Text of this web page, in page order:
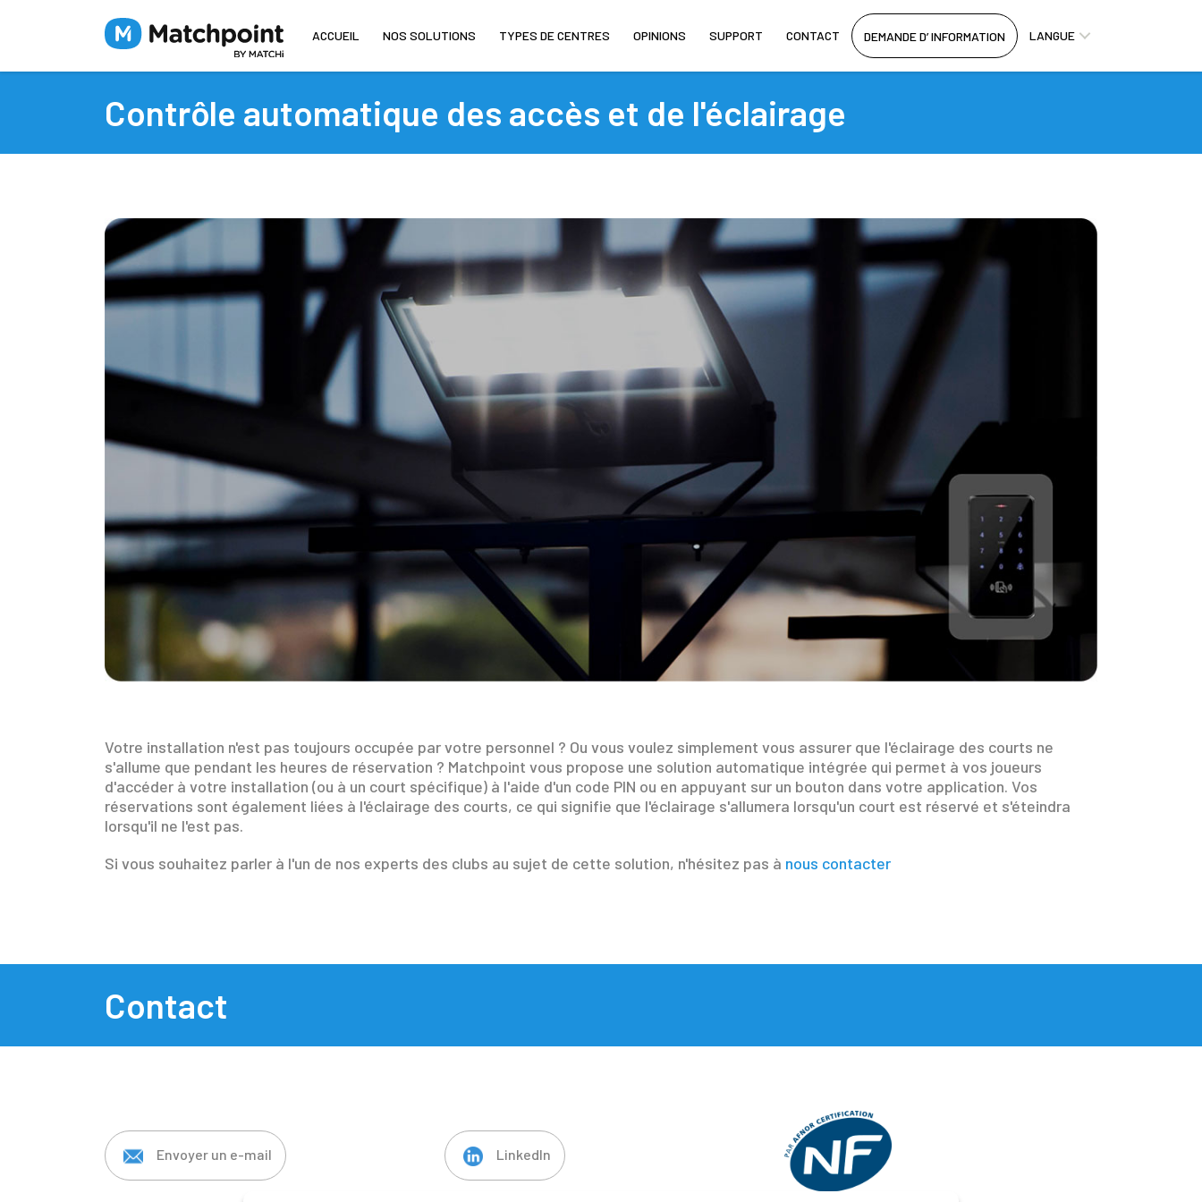
ACCUEIL NOS SOLUTIONS TYPES DE CENTRES OPINIONS SUPPORT CONTACT DEMANDE D’ INFORMATION LANGUE
Contrôle automatique des accès et de l'éclairage
Votre installation n'est pas toujours occupée par votre personnel ? Ou vous voulez simplement vous assurer que l'éclairage des courts ne
s'allume que pendant les heures de réservation ? Matchpoint vous propose une solution automatique intégrée qui permet à vos joueurs
d'accéder à votre installation (ou à un court spécifique) à l'aide d'un code PIN ou en appuyant sur un bouton dans votre application. Vos
réservations sont également liées à l'éclairage des courts, ce qui signifie que l'éclairage s'allumera lorsqu'un court est réservé et s'éteindra
lorsqu'il ne l'est pas.
Si vous souhaitez parler à l'un de nos experts des clubs au sujet de cette solution, n'hésitez pas à nous contacter
Contact
Envoyer un e-mail LinkedIn